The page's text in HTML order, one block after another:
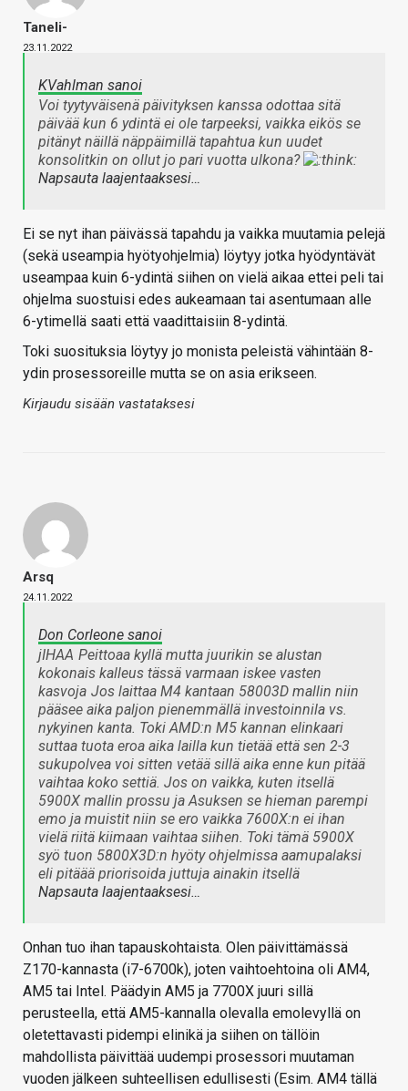
Taneli-
23.11.2022
KVahlman sanoi
Voi tyytyväisenä päivityksen kanssa odottaa sitä
päivää kun 6 ydintä ei ole tarpeeksi, vaikka eikös se
pitänyt näillä näppäimillä tapahtua kun uudet
konsolitkin on ollut jo pari vuotta ulkona?
Napsauta laajentaaksesi…
Ei se nyt ihan päivässä tapahdu ja vaikka muutamia pelejä
(sekä useampia hyötyohjelmia) löytyy jotka hyödyntävät
useampaa kuin 6-ydintä siihen on vielä aikaa ettei peli tai
ohjelma suostuisi edes aukeamaan tai asentumaan alle
6-ytimellä saati että vaadittaisiin 8-ydintä.
Toki suosituksia löytyy jo monista peleistä vähintään 8-
ydin prosessoreille mutta se on asia erikseen.
Kirjaudu sisään vastataksesi
Arsq
24.11.2022
Don Corleone sanoi
jIHAA Peittoaa kyllä mutta juurikin se alustan
kokonais kalleus tässä varmaan iskee vasten
kasvoja Jos laittaa M4 kantaan 58003D mallin niin
pääsee aika paljon pienemmällä investoinnila vs.
nykyinen kanta. Toki AMD:n M5 kannan elinkaari
suttaa tuota eroa aika lailla kun tietää että sen 2-3
sukupolvea voi sitten vetää sillä aika enne kun pitää
vaihtaa koko settiä. Jos on vaikka, kuten itsellä
5900X mallin prossu ja Asuksen se hieman parempi
emo ja muistit niin se ero vaikka 7600X:n ei ihan
vielä riitä kiimaan vaihtaa siihen. Toki tämä 5900X
syö tuon 5800X3D:n hyöty ohjelmissa aamupalaksi
eli pitäää priorisoida juttuja ainakin itsellä
Napsauta laajentaaksesi…
Onhan tuo ihan tapauskohtaista. Olen päivittämässä
Z170-kannasta (i7-6700k), joten vaihtoehtoina oli AM4,
AM5 tai Intel. Päädyin AM5 ja 7700X juuri sillä
perusteella, että AM5-kannalla olevalla emolevyllä on
oletettavasti pidempi elinikä ja siihen on tällöin
mahdollista päivittää uudempi prosessori muutaman
vuoden jälkeen suhteellisen edullisesti (Esim. AM4 tällä